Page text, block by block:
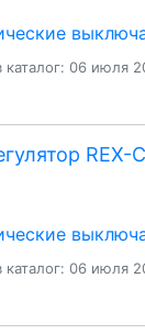
каталог: 06 июля
каталог: 06 июля